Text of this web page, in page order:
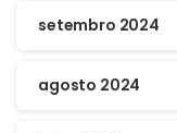
setembro 2024
agosto 2024